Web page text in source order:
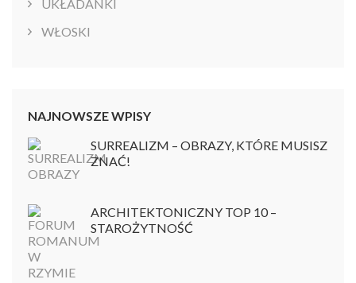
UKŁADANKI
WŁOSKI
NAJNOWSZE WPISY
SURREALIZM – OBRAZY, KTÓRE MUSISZ
ZNAĆ!
ARCHITEKTONICZNY TOP 10 –
STAROŻYTNOŚĆ